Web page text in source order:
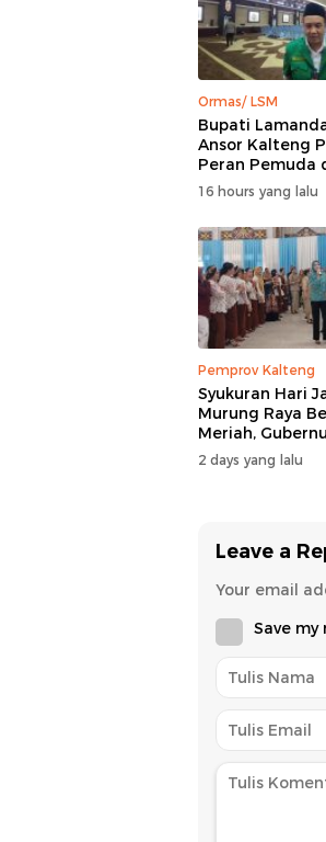
Ormas/ LSM
Bupati
Ansor Kalteng
Peran Pemuda
Penanganan
16 hours yang lalu
Pemprov Kalteng
Syukuran Hari
Murung Raya
Meriah,
Sabran Hibur
2 days yang lalu
Leave a
Your email
Save